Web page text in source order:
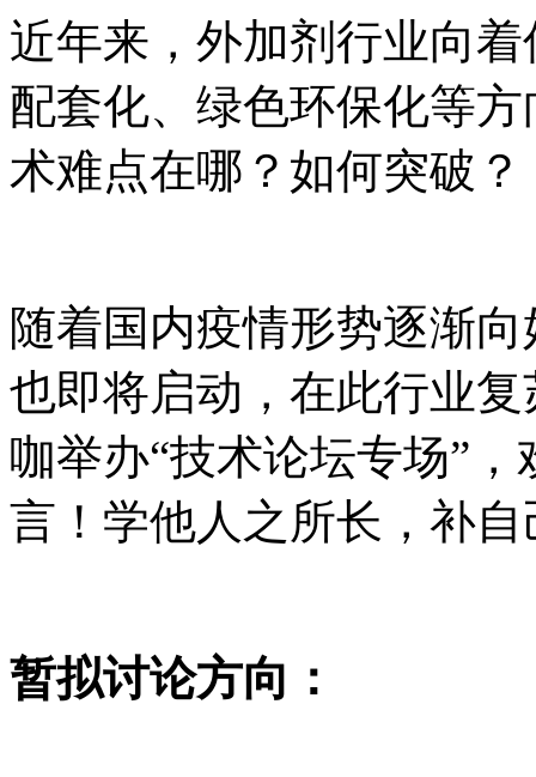
近年来，外加剂行业向
配套化、绿色环保化等
术难点在哪？如何突破？
随着国内疫情形势逐渐
也即将启动，在此行业
咖举办“技术论坛专场”
言！学他人之所长，补
暂拟讨论方向：